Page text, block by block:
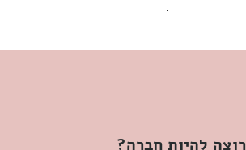
רוצה להיות חברה?